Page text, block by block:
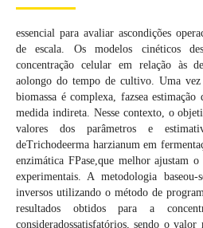
essencial para avaliar ascondições
de escala. Os modelos cinéticos
concentração celular em relação às
aolongo do tempo de cultivo. Uma
biomassa é complexa, fazsea
medida indireta. Nesse contexto, o
valores dos parâmetros e
deTrichodeerma harzianum em
enzimática FPase,que melhor ajustam
experimentais. A metodologia baseou-
inversos utilizando o método de
resultados obtidos para a
consideradossatisfatórios, sendo o